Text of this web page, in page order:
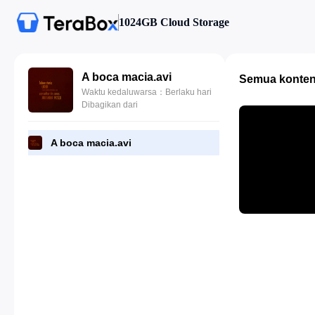
1024GB Cloud Storage
A boca macia.avi
Waktu kedaluwarsa：Berlaku hari
Dibagikan dari
A boca macia.avi
Semua